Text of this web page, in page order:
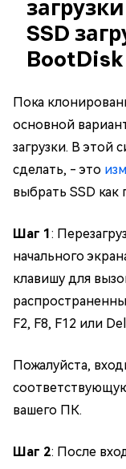
SSD
BootDisk
Пока
основной
загрузки. В этой
сделать, - это
выбрать SSD как
Шаг 1:
начального
клавишу для
F2, F8, F12 или
Пожалуйста,
вашего ПК.
Шаг 2: После